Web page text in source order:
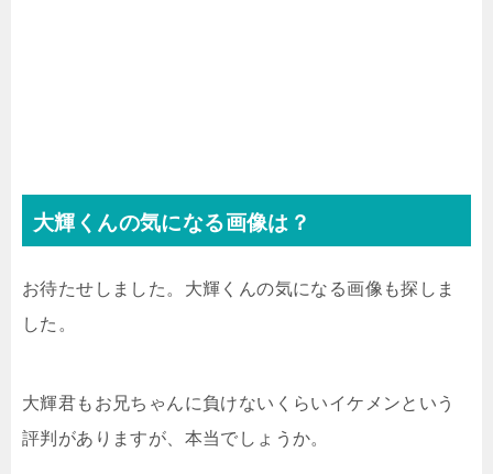
大輝くんの気になる画像は？
お待たせしました。大輝くんの気になる画像も探しま
した。
大輝君もお兄ちゃんに負けないくらいイケメンという
評判がありますが、本当でしょうか。